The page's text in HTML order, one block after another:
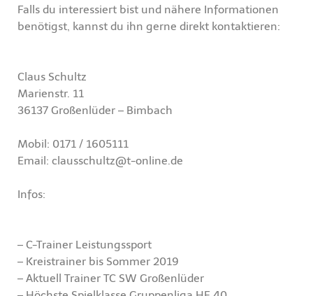
Falls du interessiert bist und nähere Informationen
benötigst, kannst du ihn gerne direkt kontaktieren:
Claus Schultz
Marienstr. 11
36137 Großenlüder – Bimbach
Mobil: 0171 / 1605111
Email: clausschultz@t-online.de
Infos:
– C-Trainer Leistungssport
– Kreistrainer bis Sommer 2019
– Aktuell Trainer TC SW Großenlüder